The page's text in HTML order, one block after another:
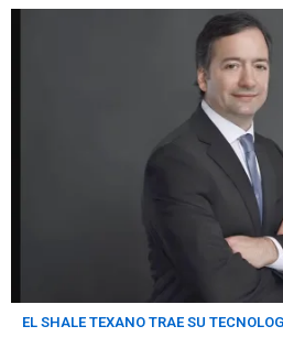
EL SHALE TEXANO TRAE SU